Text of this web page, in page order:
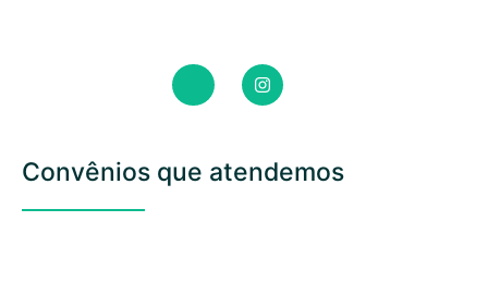
Convênios que atendemos